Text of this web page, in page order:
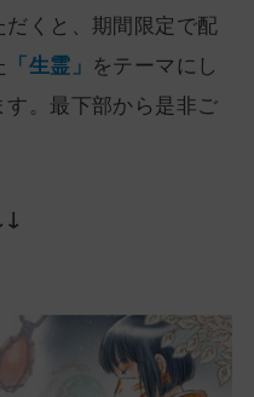
くと、期間限定で配
「生霊」 をテーマにし
。最下部から是非ご